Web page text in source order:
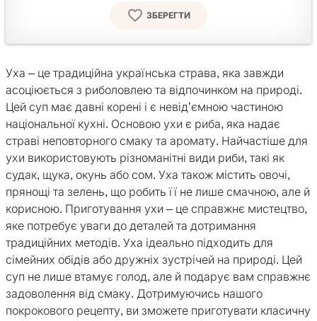
ЗБЕРЕГТИ
Уха – це традиційна українська страва, яка завжди
асоціюється з риболовлею та відпочинком на природі.
Цей суп має давні корені і є невід’ємною частиною
національної кухні. Основою ухи є риба, яка надає
страві неповторного смаку та аромату. Найчастіше для
ухи використовують різноманітні види риби, такі як
судак, щука, окунь або сом. Уха також містить овочі,
прянощі та зелень, що робить її не лише смачною, але й
корисною. Приготування ухи – це справжнє мистецтво,
яке потребує уваги до деталей та дотримання
традиційних методів. Уха ідеально підходить для
сімейних обідів або дружніх зустрічей на природі. Цей
суп не лише втамує голод, але й подарує вам справжнє
задоволення від смаку. Дотримуючись нашого
покрокового рецепту, ви зможете приготувати класичну